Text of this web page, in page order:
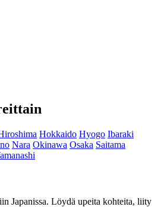
Hokkaido Hyogo Ibaraki
Nara Okinawa Osaka Saitama
Japanissa. Löydä upeita kohteita, liity